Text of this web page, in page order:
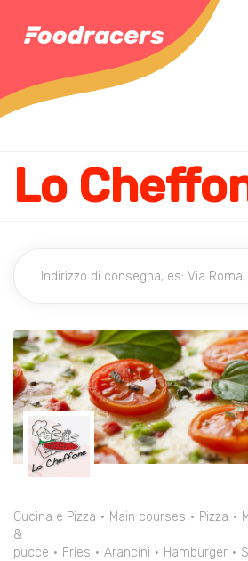
Lo
Cucina e Pizza Main courses Pizza
&
pucce
Fries Arancini Hamburger